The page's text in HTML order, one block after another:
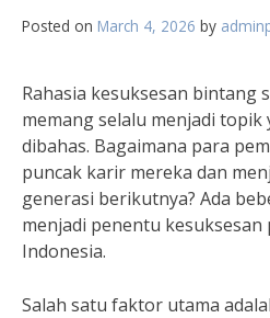
Posted on March 4, 2026 by
Rahasia kesuksesan bintang
memang selalu menjadi
dibahas. Bagaimana para
puncak karir mereka dan
generasi berikutnya? Ada
menjadi penentu
Indonesia.
Salah satu faktor utama